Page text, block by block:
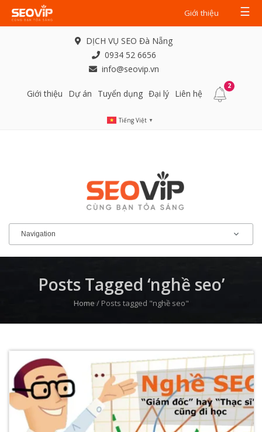
Giới thiệu ☰
DỊCH VỤ SEO Đà Nẵng
0934 52 6656
info@seovip.vn
Giới thiệu Dự án Tuyển dụng Đại lý Liên hệ
2
Tiếng Việt ▼
Posts Tagged ‘nghề seo’
Home / Posts tagged "nghề seo"